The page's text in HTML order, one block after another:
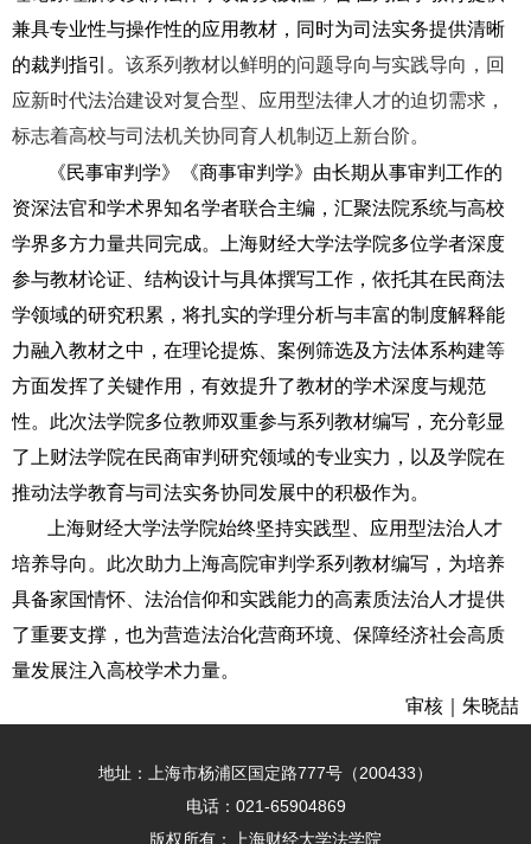
兼具专业性与操作性的应用教材，同时为司法实务提供清晰
的裁判指引。 该系列教材以鲜明的问题导向与实践导向，回
应新时代法治建设对复合型、应用型法律人才的迫切需求，
标志着高校与司法机关协同育人机制迈上新台阶。
《民事审判学》《商事审判学》由长期从事审判工作的
资深法官和学术界知名学者联合主编，汇聚法院系统与高校
学界多方力量共同完成。上海财经大学法学院多位学者深度
参与教材论证、结构设计与具体撰写工作，依托其在民商法
学领域的研究积累，将扎实的学理分析与丰富的制度解释能
力融入教材之中，在理论提炼、案例筛选及方法体系构建等
方面发挥了关键作用，有效提升了教材的学术深度与规范
性。此次法学院多位教师双重参与系列教材编写，充分彰显
了上财法学院在民商审判研究领域的专业实力，以及学院在
推动法学教育与司法实务协同发展中的积极作为。
上海财经大学法学院始终坚持实践型、应用型法治人才
培养导向。此次助力上海高院审判学系列教材编写，为培养
具备家国情怀、法治信仰和实践能力的高素质法治人才提供
了重要支撑，也为营造法治化营商环境、保障经济社会高质
量发展注入高校学术力量。
审核｜朱晓喆
地址：上海市杨浦区国定路777号（200433）
电话：021-65904869
版权所有：上海财经大学法学院